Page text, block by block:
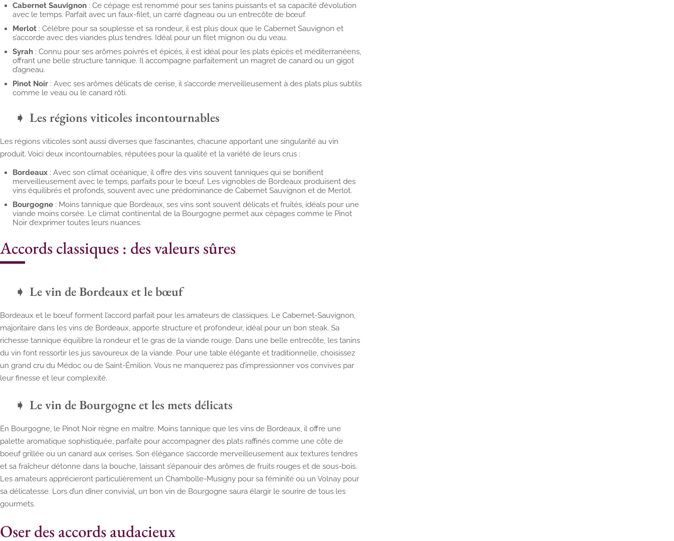
Cabernet Sauvignon : Ce cépage est renommé pour ses tanins puissants et sa capacité d’évolution
avec le temps. Parfait avec un faux-filet, un carré d’agneau ou un entrecôte de bœuf.
Merlot : Célèbre pour sa souplesse et sa rondeur, il est plus doux que le Cabernet Sauvignon et
s’accorde avec des viandes plus tendres. Idéal pour un filet mignon ou du veau.
Syrah : Connu pour ses arômes poivrés et épicés, il est idéal pour les plats épicés et méditerranéens,
offrant une belle structure tannique. Il accompagne parfaitement un magret de canard ou un gigot
d’agneau.
Pinot Noir : Avec ses arômes délicats de cerise, il s’accorde merveilleusement à des plats plus subtils
comme le veau ou le canard rôti.
Les régions viticoles incontournables
Les régions viticoles sont aussi diverses que fascinantes, chacune apportant une singularité au vin
produit. Voici deux incontournables, réputées pour la qualité et la variété de leurs crus :
Bordeaux : Avec son climat océanique, il offre des vins souvent tanniques qui se bonifient
merveilleusement avec le temps, parfaits pour le bœuf. Les vignobles de Bordeaux produisent des
vins équilibrés et profonds, souvent avec une prédominance de Cabernet Sauvignon et de Merlot.
Bourgogne : Moins tannique que Bordeaux, ses vins sont souvent délicats et fruités, idéals pour une
viande moins corsée. Le climat continental de la Bourgogne permet aux cépages comme le Pinot
Noir d’exprimer toutes leurs nuances.
Accords classiques : des valeurs sûres
Le vin de Bordeaux et le bœuf
Bordeaux et le bœuf forment l’accord parfait pour les amateurs de classiques. Le Cabernet-Sauvignon,
majoritaire dans les vins de Bordeaux, apporte structure et profondeur, idéal pour un bon steak. Sa
richesse tannique équilibre la rondeur et le gras de la viande rouge. Dans une belle entrecôte, les tanins
du vin font ressortir les jus savoureux de la viande. Pour une table élégante et traditionnelle, choisissez
un grand cru du Médoc ou de Saint-Émilion. Vous ne manquerez pas d’impressionner vos convives par
leur finesse et leur complexité.
Le vin de Bourgogne et les mets délicats
En Bourgogne, le Pinot Noir règne en maître. Moins tannique que les vins de Bordeaux, il offre une
palette aromatique sophistiquée, parfaite pour accompagner des plats raffinés comme une côte de
boeuf grillée ou un canard aux cerises. Son élégance s’accorde merveilleusement aux textures tendres
et sa fraîcheur détonne dans la bouche, laissant s’épanouir des arômes de fruits rouges et de sous-bois.
Les amateurs apprécieront particulièrement un Chambolle-Musigny pour sa féminité ou un Volnay pour
sa délicatesse. Lors d’un dîner convivial, un bon vin de Bourgogne saura élargir le sourire de tous les
gourmets.
Oser des accords audacieux